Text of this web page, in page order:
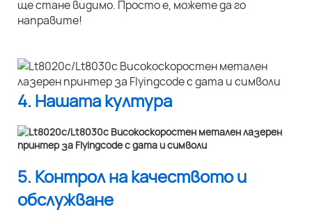
ще стане видимо. Просто е, можете да го
направите!
4. Нашата култура
5. Контрол на качеството и
обслужване